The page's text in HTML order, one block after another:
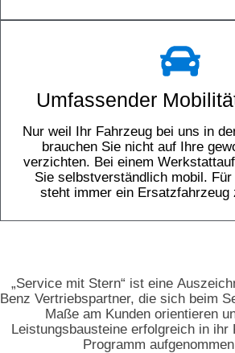
Umfassender
Nur weil Ihr Fahrzeug bei uns in
brauchen Sie nicht auf Ihre
verzichten. Bei einem
Sie selbstverständlich mobil. Für
steht immer ein Ersatzfahrzeug
„Service mit Stern“ ist eine
Benz Vertriebspartner, die sich beim
Maße am Kunden orientieren
Leistungsbausteine erfolgreich in ihr
Programm